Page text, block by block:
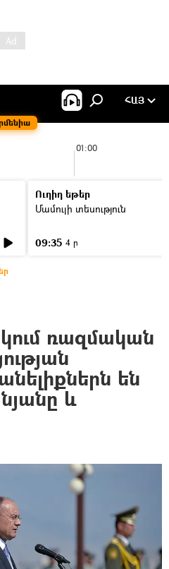
ՀԱՅ
01:00
Ուղիղ եթեր
Մամուլի տեսություն
09:35 4 ր
ռազմական
են
և